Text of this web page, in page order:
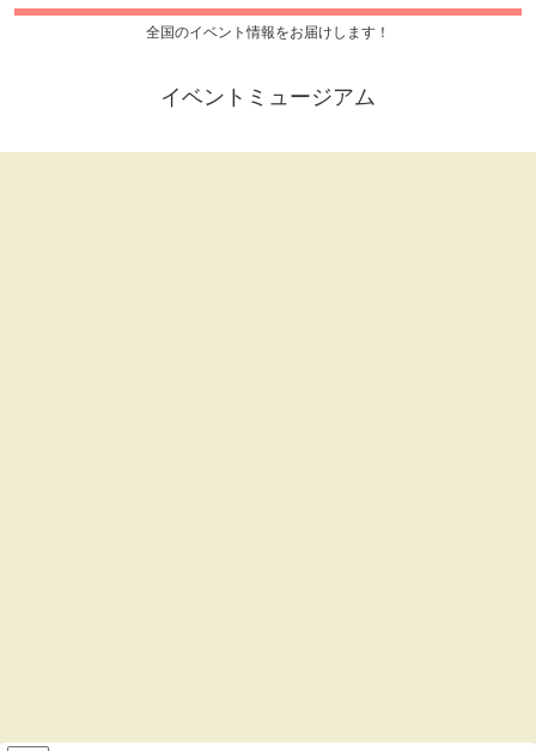
全国のイベント情報をお届けします！
イベントミュージアム